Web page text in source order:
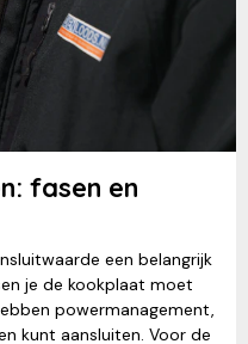
fasen en
een belangrijk
je de kookplaat moet
powermanagement,
kunt aansluiten. Voor de